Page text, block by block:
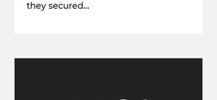
they secured...